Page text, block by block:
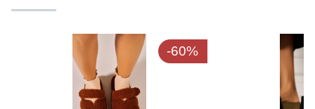
-60%